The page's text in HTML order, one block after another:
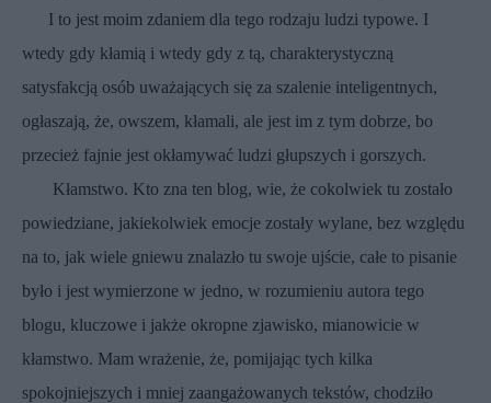
I to jest moim zdaniem dla tego rodzaju ludzi typowe. I
wtedy gdy kłamią i wtedy gdy z tą, charakterystyczną
satysfakcją osób uważających się za szalenie inteligentnych,
ogłaszają, że, owszem, kłamali, ale jest im z tym dobrze, bo
przecież fajnie jest okłamywać ludzi głupszych i gorszych.
Kłamstwo. Kto zna ten blog, wie, że cokolwiek tu zostało
powiedziane, jakiekolwiek emocje zostały wylane, bez względu
na to, jak wiele gniewu znalazło tu swoje ujście, całe to pisanie
było i jest wymierzone w jedno, w rozumieniu autora tego
blogu, kluczowe i jakże okropne zjawisko, mianowicie w
kłamstwo. Mam wrażenie, że, pomijając tych kilka
spokojniejszych i mniej zaangażowanych tekstów, chodziło